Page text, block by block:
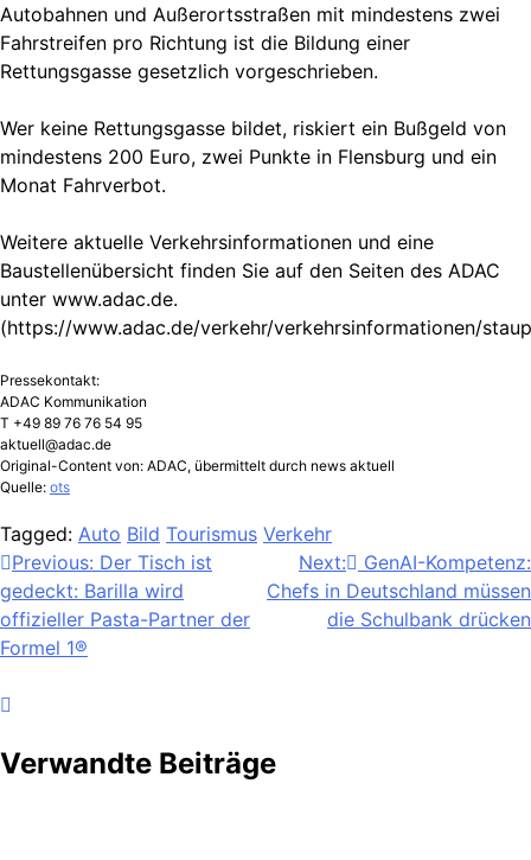
Autobahnen und Außerortsstraßen mit mindestens zwei
Fahrstreifen pro Richtung ist die Bildung einer
Rettungsgasse gesetzlich vorgeschrieben.
Wer keine Rettungsgasse bildet, riskiert ein Bußgeld von
mindestens 200 Euro, zwei Punkte in Flensburg und ein
Monat Fahrverbot.
Weitere aktuelle Verkehrsinformationen und eine
Baustellenübersicht finden Sie auf den Seiten des ADAC
unter www.adac.de.
(https://www.adac.de/verkehr/verkehrsinformationen/
Pressekontakt:
ADAC Kommunikation
T +49 89 76 76 54 95
aktuell@adac.de
Original-Content von: ADAC, übermittelt durch news aktuell
Quelle: ots
Tagged: Auto Bild Tourismus Verkehr
Beitragsnavigation
Previous: Der Tisch ist
gedeckt: Barilla wird
offizieller Pasta-Partner der
Formel 1®
Next:
GenAI-Kompetenz:
Chefs in Deutschland müssen
die Schulbank drücken
Verwandte Beiträge